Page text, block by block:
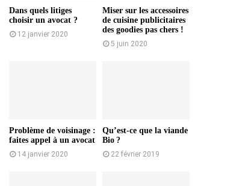
Dans quels litiges
choisir un avocat ?
12 janvier 2020
Miser sur les accessoires
de cuisine publicitaires
des goodies pas chers !
5 juin 2020
Problème de voisinage :
faites appel à un avocat
14 janvier 2020
Qu’est-ce que la viande
Bio ?
22 février 2019